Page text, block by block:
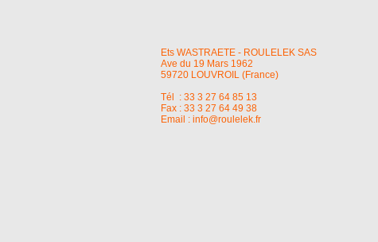
Ets WASTRAETE - ROULELEK SAS
Ave du 19 Mars 1962
59720 LOUVROIL (France)
Tél : 33 3 27 64 85 13
Fax : 33 3 27 64 49 38
Email : info@roulelek.fr